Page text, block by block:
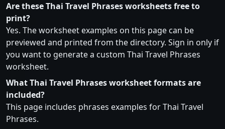
Are these Thai Travel Phrases worksheets free to
print?
Yes. The worksheet examples on this page can be
previewed and printed from the directory. Sign in only if
you want to generate a custom Thai Travel Phrases
worksheet.
What Thai Travel Phrases worksheet formats are
included?
This page includes phrases examples for Thai Travel
Phrases.